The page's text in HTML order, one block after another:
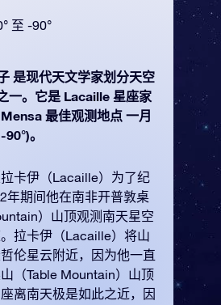
至 -90°
是现代天文学家划分天空
一。它是 Lacaille 星座家
最佳观测地点 一月
。
卡伊（Lacaille）为了纪
年期间他在南非开普敦桌
）山顶观测南天星空
拉卡伊（Lacaille）将山
伦星云附近，因为他一直
（Table Mountain）山顶
离南天极是如此之近，因